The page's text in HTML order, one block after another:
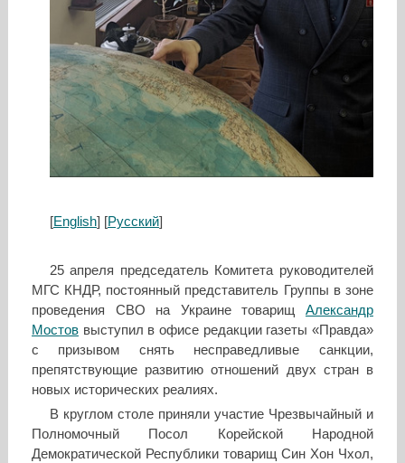
[English] [Русский]
25 апреля председатель Комитета руководителей
МГС КНДР, постоянный представитель Группы в зоне
проведения СВО на Украине товарищ Александр
Мостоввыступил в офисе редакции газеты «Правда»
с призывом снять несправедливые санкции,
препятствующие развитию отношений двух стран в
новых исторических реалиях.
В круглом столе приняли участие Чрезвычайный и
Полномочный Посол Корейской Народной
Демократической Республики товарищ Син Хон Чхол,